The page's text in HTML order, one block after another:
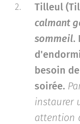
Tilleul
calmant
sommeil.
besoin
soirée.
instaurer
attention